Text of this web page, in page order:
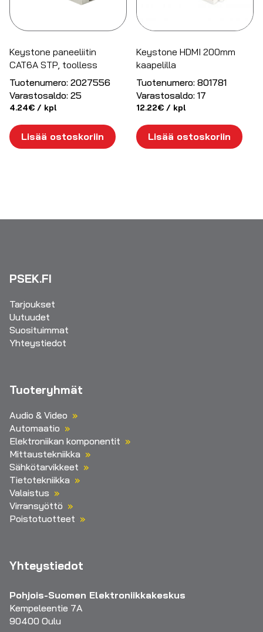
Keystone paneeliitin
CAT6A STP, toolless
Tuotenumero: 2027556
Varastosaldo: 25
4.24€ / kpl
Lisää ostoskoriin
Keystone HDMI 200mm
kaapelilla
Tuotenumero: 801781
Varastosaldo: 17
12.22€ / kpl
Lisää ostoskoriin
PSEK.FI
Tarjoukset
Uutuudet
Suosituimmat
Yhteystiedot
Tuoteryhmät
Audio & Video
Automaatio
Elektroniikan komponentit
Mittaustekniikka
Sähkötarvikkeet
Tietotekniikka
Valaistus
Virransyöttö
Poistotuotteet
Yhteystiedot
Pohjois-Suomen Elektroniikkakeskus
Kempeleentie 7A
90400 Oulu